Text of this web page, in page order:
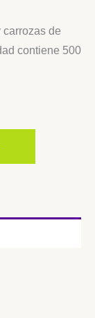
carrozas de
contiene 500